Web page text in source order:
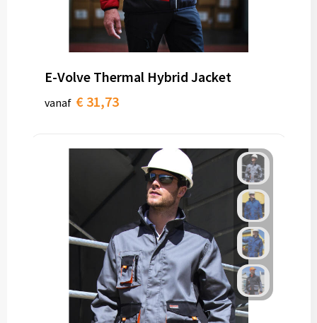
E-Volve Thermal Hybrid Jacket
vanaf € 31,73